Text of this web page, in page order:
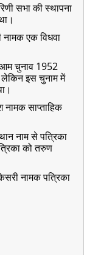
सभा की स्थापना
एक विधवा
चुनाव 1952
इस चुनाम में
साप्ताहिक
नाम से पत्रिका
को तरुण
नामक पत्रिका